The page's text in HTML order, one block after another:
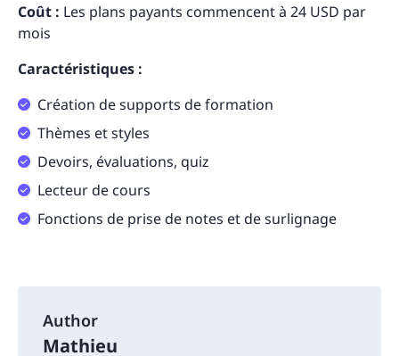
Coût : Les plans payants commencent à 24 USD par
mois
Caractéristiques :
Création de supports de formation
Thèmes et styles
Devoirs, évaluations, quiz
Lecteur de cours
Fonctions de prise de notes et de surlignage
Author
Mathieu